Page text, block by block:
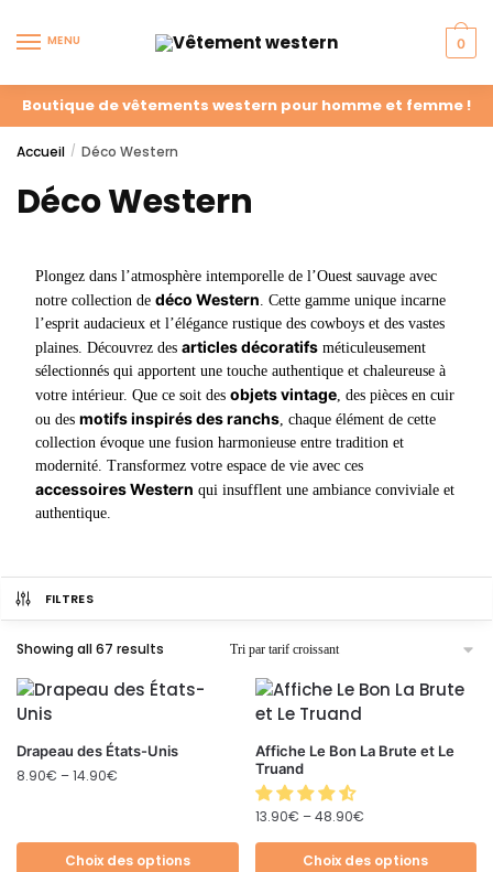
MENU 0
Boutique de vêtements western pour homme et femme !
Accueil / Déco Western
Déco Western
Plongez dans l’atmosphère intemporelle de l’Ouest sauvage avec
notre collection de déco Western. Cette gamme unique incarne
l’esprit audacieux et l’élégance rustique des cowboys et des vastes
plaines. Découvrez des articles décoratifsméticuleusement
sélectionnés qui apportent une touche authentique et chaleureuse à
votre intérieur. Que ce soit des objets vintage, des pièces en cuir
ou des motifs inspirés des ranchs, chaque élément de cette
collection évoque une fusion harmonieuse entre tradition et
modernité. Transformez votre espace de vie avec ces
accessoires Western qui insufflent une ambiance conviviale et
authentique.
FILTRES
Showing all 67 results
Drapeau des États-Unis
8.90€ –14.90€
Choix des options
Affiche Le Bon La Brute et Le
Truand
13.90€ –48.90€
Choix des options